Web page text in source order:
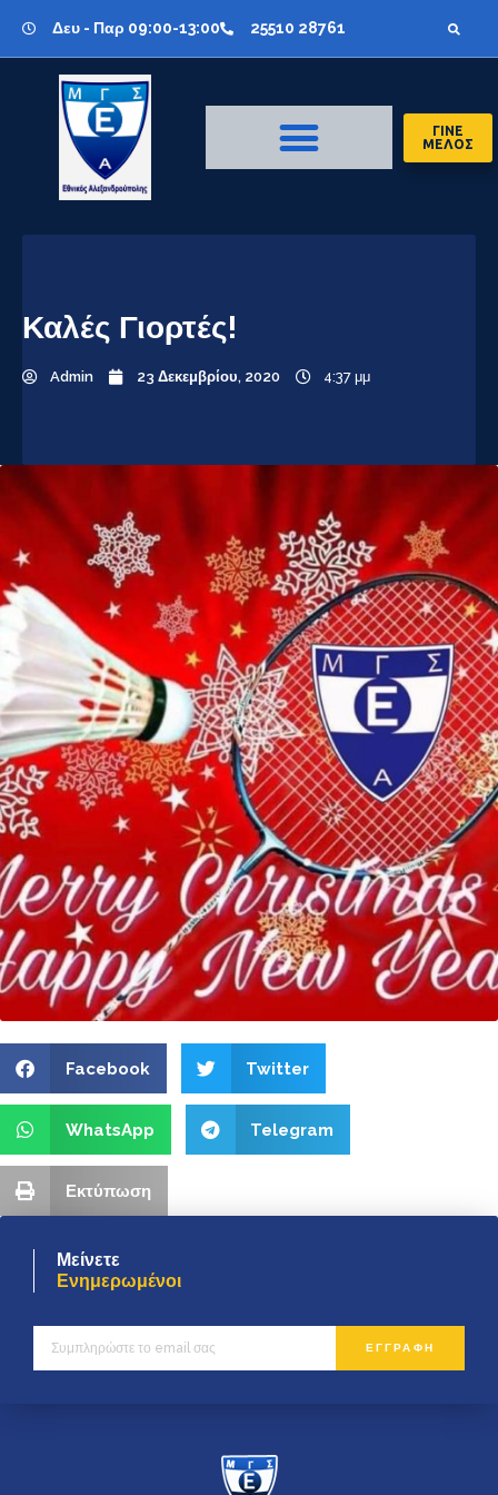
Δευ - Παρ 09:00-13:00 25510 28761
ΓΙΝΕ
ΜΕΛΟΣ
Καλές Γιορτές!
Admin 23 Δεκεμβρίου, 2020 4:37 μμ
Facebook Twitter
WhatsApp Telegram
Εκτύπωση
Μείνετε
Ενημερωμένοι
ΕΓΓΡΑΦΗ